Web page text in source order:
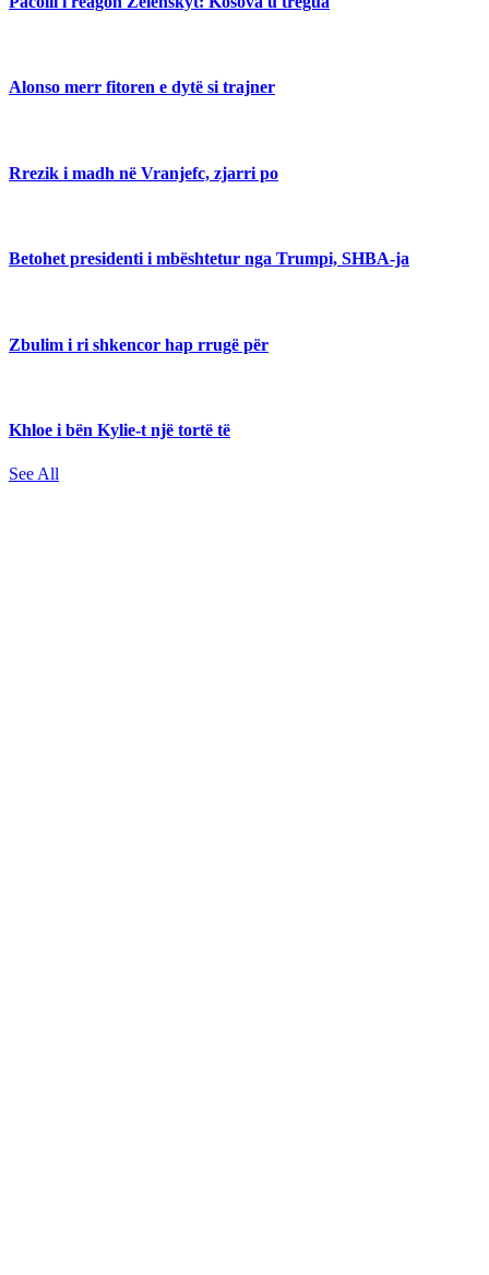
Alonso merr fitoren e dytë si trajner
Rrezik i madh në Vranjefc, zjarri po
Betohet presidenti i mbështetur nga Trumpi, SHBA-ja
Zbulim i ri shkencor hap rrugë për
Khloe i bën Kylie-t një tortë të
See All